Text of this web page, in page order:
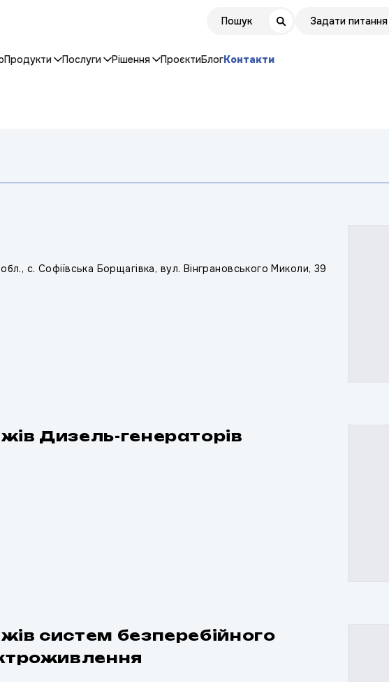
Задати питання
Продукти Послуги Рішення ПроєктиБлогКонтакти
с. Софіївська Борщагівка, вул. Вінграновського Миколи, 39
Дизель-генераторів
систем безперебійного